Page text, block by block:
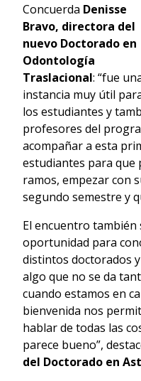
Concuerda Denisse
Bravo, directora del
nuevo Doctorado en
Odontología
Traslacional: “fue
instancia muy útil
los estudiantes y
profesores del
acompañar a esta
estudiantes para que
ramos, empezar con
segundo semestre y
El encuentro
oportunidad para
distintos doctorados
algo que no se da
cuando estamos en
bienvenida nos
hablar de todas las
parece bueno”,
del Doctorado en